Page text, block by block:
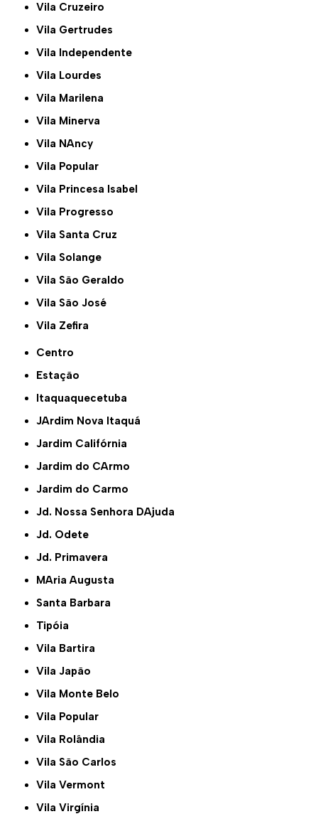
Vila Cruzeiro
Vila Gertrudes
Vila Independente
Vila Lourdes
Vila Marilena
Vila Minerva
Vila NAncy
Vila Popular
Vila Princesa Isabel
Vila Progresso
Vila Santa Cruz
Vila Solange
Vila São Geraldo
Vila São José
Vila Zefira
Centro
Estação
Itaquaquecetuba
JArdim Nova Itaquá
Jardim Califórnia
Jardim do CArmo
Jardim do Carmo
Jd. Nossa Senhora DAjuda
Jd. Odete
Jd. Primavera
MAria Augusta
Santa Barbara
Tipóia
Vila Bartira
Vila Japão
Vila Monte Belo
Vila Popular
Vila Rolândia
Vila São Carlos
Vila Vermont
Vila Virgínia